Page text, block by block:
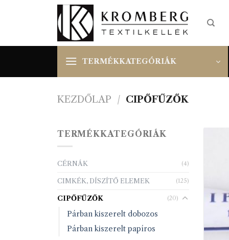
TERMÉKKATEGÓRIÁK
KEZDŐLAP / CIPŐFŰZŐK
TERMÉKKATEGÓRIÁK
CÉRNÁK (4)
CIMKÉK, DÍSZÍTŐ ELEMEK (125)
CIPŐFŰZŐK (20)
Párban kiszerelt dobozos
Párban kiszerelt papíros